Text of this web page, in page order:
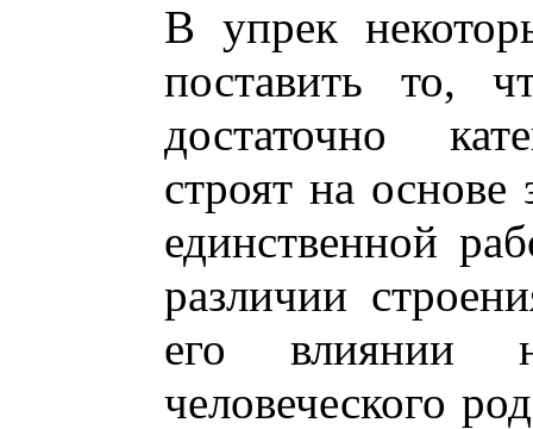
В упрек
поставить то,
достаточно
строят на
единственной
различии
его влиянии
человеческого